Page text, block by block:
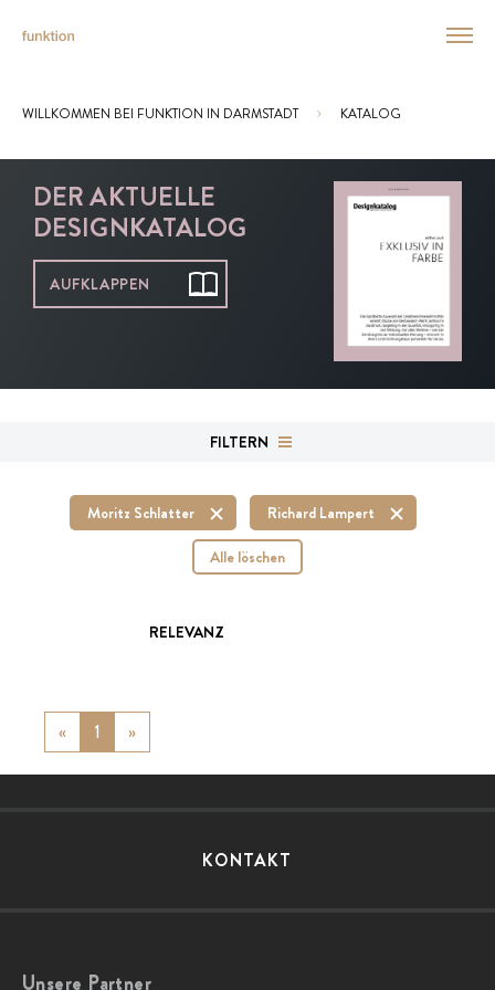
Sie sind hier:
WILLKOMMEN BEI FUNKTION IN DARMSTADT KATALOG
DER AKTUELLE
DESIGNKATALOG
AUFKLAPPEN
FILTERN
Moritz Schlatter
Richard Lampert
Alle löschen
RELEVANZ
« Previous
1 »
KONTAKT
Unsere Partner